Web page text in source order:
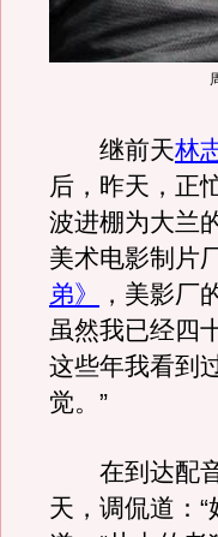
继前天林
后，昨天，正
波进棚为大兰
美术电影制片
弟》
，美影厂
虽然我已经四
这些年我看到
觉。”
在到达配音
天，调侃道：